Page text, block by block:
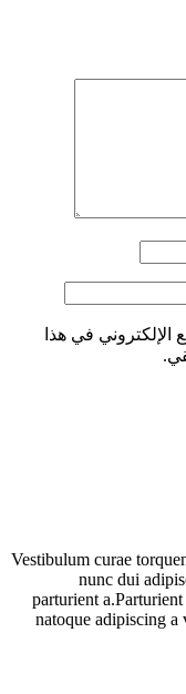
الإلكتروني في هذا
Vestibulum curae
nunc dui
parturient
natoque adipiscing a